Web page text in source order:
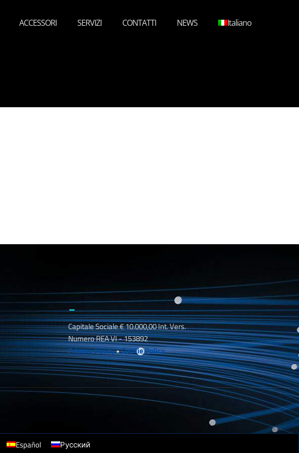
ACCESSORI SERVIZI CONTATTI NEWS Italiano
_
Capitale Sociale € 10.000,00 Int. Vers.
Numero REA VI - 153892
Privacy Policy•Cookie Policy
Español Русский